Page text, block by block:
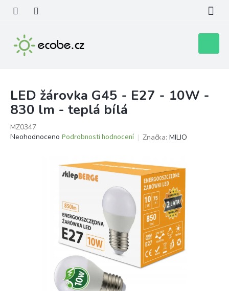
obsah
košík
LED žárovka G45 - E27 - 10W -
830 lm - teplá bílá
MZ0347
Průměrné
Neohodnoceno Podrobnosti hodnocení Značka: MILIO